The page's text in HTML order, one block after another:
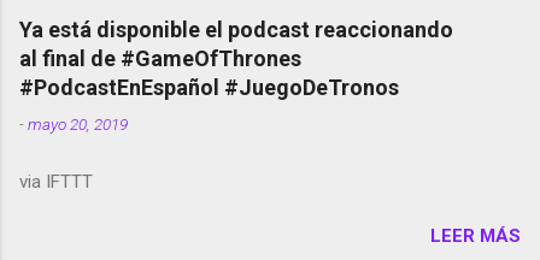
copyright en Instagram Música y vídeo selfies en la
red social Riddley Scott saca a Kevin Spacey de su
película Francisco regaña a los que usan el
smartphone en sus misas La serie de la Tierra
Media GoBee - StartUp de bicicletas de alquiler
Live Photos en Google Photos Llegando Partimos
Ya está disponible el podcast reaccionando
al final de #GameOfThrones
#PodcastEnEspañol #JuegoDeTronos
-mayo 20, 2019
via IFTTT
LEER MÁS